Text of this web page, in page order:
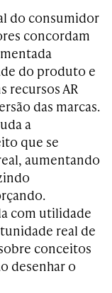
do consumidor
concordam
do produto e
recursos AR
das marcas.
a
que se
aumentando
com utilidade
real de
conceitos
desenhar o